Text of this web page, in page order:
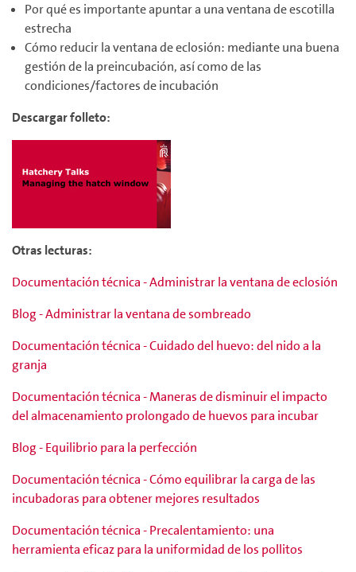
Por qué es importante apuntar a una ventana de escotilla
estrecha
Cómo reducir la ventana de eclosión: mediante una buena
gestión de la preincubación, así como de las
condiciones/factores de incubación
Descargar folleto:
Otras lecturas:
Documentación técnica - Administrar la ventana de eclosión
Blog - Administrar la ventana de sombreado
Documentación técnica - Cuidado del huevo: del nido a la
granja
Documentación técnica - Maneras de disminuir el impacto
del almacenamiento prolongado de huevos para incubar
Blog - Equilibrio para la perfección
Documentación técnica - Cómo equilibrar la carga de las
incubadoras para obtener mejores resultados
Documentación técnica - Precalentamiento: una
herramienta eficaz para la uniformidad de los pollitos